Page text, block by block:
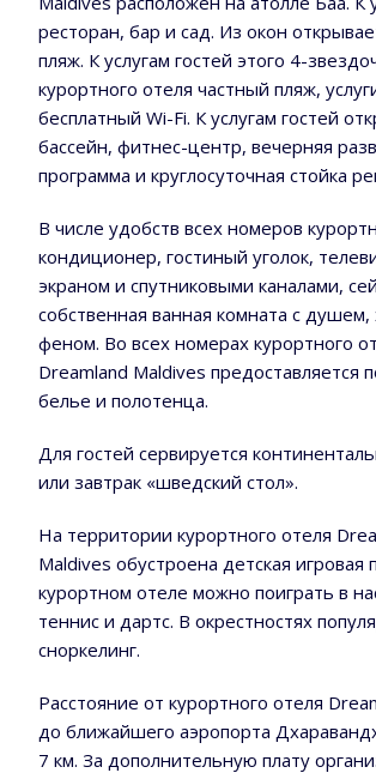
ресторан, бар и сад. Из окон
пляж. К услугам гостей этого 4-
курортного отеля частный пляж,
бесплатный Wi-Fi. К услугам гостей
бассейн, фитнес-центр, вечерняя
программа и круглосуточная стойка
В числе удобств всех номеров
кондиционер, гостиный уголок,
экраном и спутниковыми каналами,
собственная ванная комната с душем,
феном. Во всех номерах курортного
Dreamland Maldives предоставляется
белье и полотенца.
Для гостей сервируется
или завтрак «шведский стол».
На территории курортного отеля
Maldives обустроена детская игровая
курортном отеле можно поиграть в
теннис и дартс. В окрестностях
сноркелинг.
Расстояние от курортного отеля
до ближайшего аэропорта
7 км. За дополнительную плату